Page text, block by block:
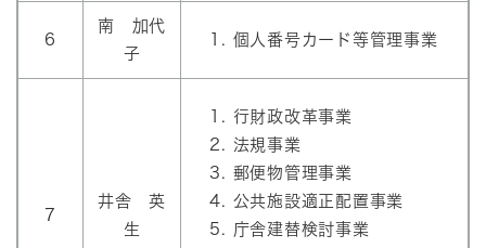
6
南 加代
子
個人番号カード等管理事業
7
井舎 英
生
行財政改革事業
法規事業
郵便物管理事業
公共施設適正配置事業
庁舎建替検討事業